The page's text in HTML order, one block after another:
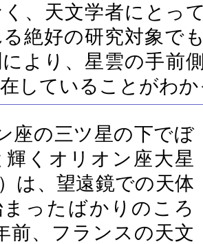
、天文学者にとっ
絶好の研究対象で
より、星雲の手前
していることがわ
座の三ツ星の下でぼ
輝くオリオン座大星
は、望遠鏡での天体
ったばかりのころ
前、フランスの天文